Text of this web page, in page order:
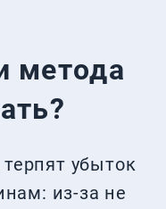
метода
убыток
из-за не